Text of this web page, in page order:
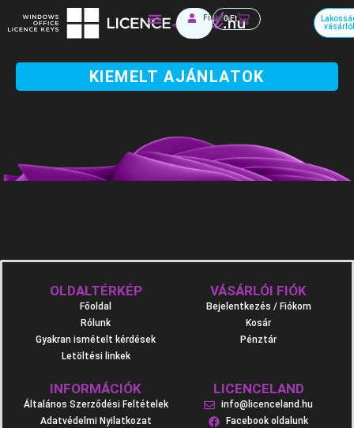
to
Fiókom
0FtKosár
KIEMELT AJÁNLATOK
OLDALTÉRKÉP
Főoldal
Rólunk
Gyakran ismételt kérdések
Letöltési linkek
VÁSÁRLÓI FIÓK
Bejelentkezés / Fiókom
Kosár
Pénztár
INFORMÁCIÓK
Általános Szerződési Feltételek
Adatvédelmi Nyilatkozat
LICENCELAND
info@licenceland.hu
Facebook oldalunk